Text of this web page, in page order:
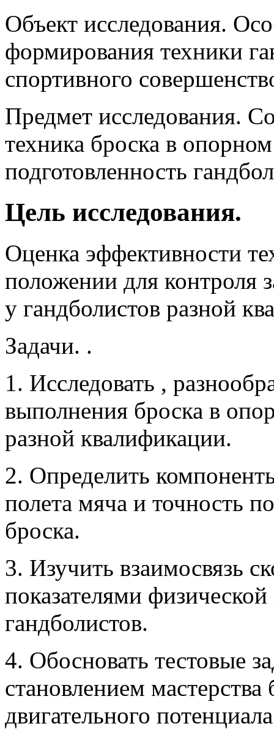
Объект исследования.
формирования техники
спортивного
Предмет исследования.
техника броска в
подготовленность
Цель исследования.
Оценка эффективности
положении для контроля
у гандболистов разной
Задачи. .
1. Исследовать ,
выполнения броска в
разной квалификации.
2. Определить
полета мяча и точность
броска.
3. Изучить взаимосвязь
показателями
гандболистов.
4. Обосновать тестовые
становлением
двигательного